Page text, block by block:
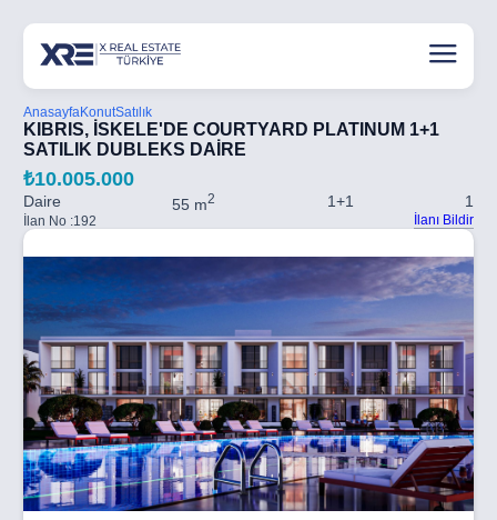
AnasayfaKonutSatılık
KIBRIS, İSKELE'DE COURTYARD PLATINUM 1+1
SATILIK DUBLEKS DAİRE
₺10.005.000
Daire 55 m2 1+1 1
İlan No :192 İlanı Bildir